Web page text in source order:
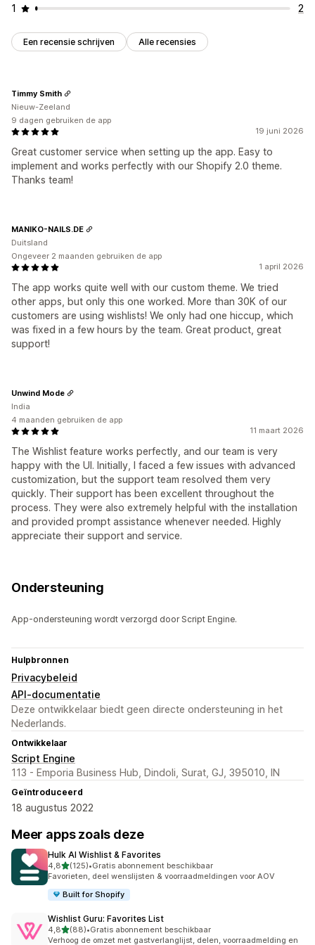
1 2
Een recensie schrijven Alle recensies
19 juni 2026
Great customer service when setting up the app. Easy to
implement and works perfectly with our Shopify 2.0 theme.
Thanks team!
Timmy Smith
Nieuw-Zeeland
9 dagen gebruiken de app
1 april 2026
The app works quite well with our custom theme. We tried
other apps, but only this one worked. More than 30K of our
customers are using wishlists! We only had one hiccup, which
was fixed in a few hours by the team. Great product, great
support!
MANIKO-NAILS.DE
Duitsland
Ongeveer 2 maanden gebruiken de app
11 maart 2026
The Wishlist feature works perfectly, and our team is very
happy with the UI. Initially, I faced a few issues with advanced
customization, but the support team resolved them very
quickly. Their support has been excellent throughout the
process. They were also extremely helpful with the installation
and provided prompt assistance whenever needed. Highly
appreciate their support and service.
Unwind Mode
India
4 maanden gebruiken de app
Ondersteuning
App-ondersteuning wordt verzorgd door Script Engine.
Hulpbronnen
Privacybeleid
API-documentatie
Deze ontwikkelaar biedt geen directe ondersteuning in het
Nederlands.
Ontwikkelaar
Script Engine
113 - Emporia Business Hub, Dindoli, Surat, GJ, 395010, IN
Geïntroduceerd
18 augustus 2022
Meer apps zoals deze
Hulk AI Wishlist & Favorites
4,8van 5 sterren
(125)
125 recensies in totaal
•Gratis abonnement beschikbaar
Favorieten, deel wenslijsten & voorraadmeldingen voor AOV
Built for Shopify
Wishlist Guru: Favorites List
4,8van 5 sterren
(88)
88 recensies in totaal
•Gratis abonnement beschikbaar
Verhoog de omzet met gastverlanglijst, delen, voorraadmelding en